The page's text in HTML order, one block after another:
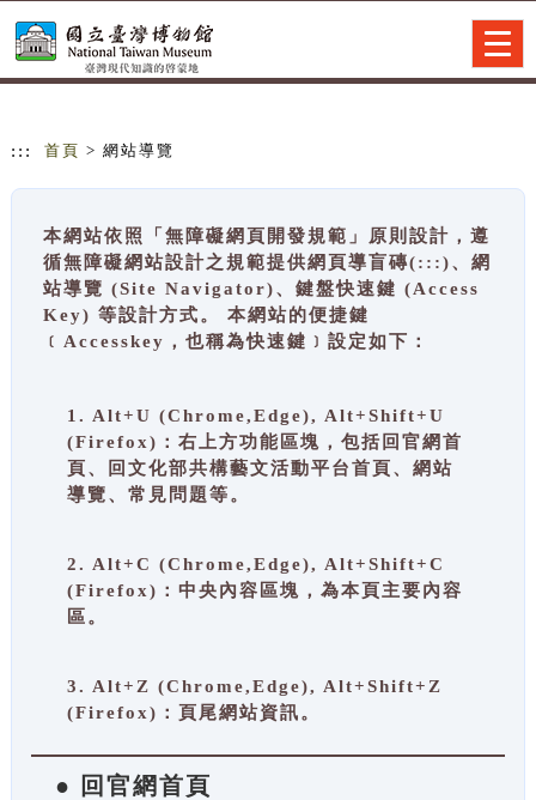
::: 首頁 > 網站導覽
本網站依照「無障礙網頁開發規範」原則設計，遵
循無障礙網站設計之規範提供網頁導盲磚(:::)、網
站導覽 (Site Navigator)、鍵盤快速鍵 (Access
Key) 等設計方式。 本網站的便捷鍵
﹝Accesskey，也稱為快速鍵﹞設定如下：
1. Alt+U (Chrome,Edge), Alt+Shift+U
(Firefox)：右上方功能區塊，包括回官網首
頁、回文化部共構藝文活動平台首頁、網站
導覽、常見問題等。
2. Alt+C (Chrome,Edge), Alt+Shift+C
(Firefox)：中央內容區塊，為本頁主要內容
區。
3. Alt+Z (Chrome,Edge), Alt+Shift+Z
(Firefox)：頁尾網站資訊。
● 回官網首頁